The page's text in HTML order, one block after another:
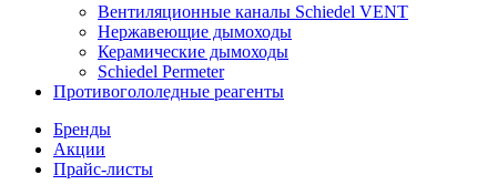
Вентиляционные каналы Schiedel VENT
Нержавеющие дымоходы
Керамические дымоходы
Schiedel Permeter
Противогололедные реагенты
Бренды
Акции
Прайс-листы